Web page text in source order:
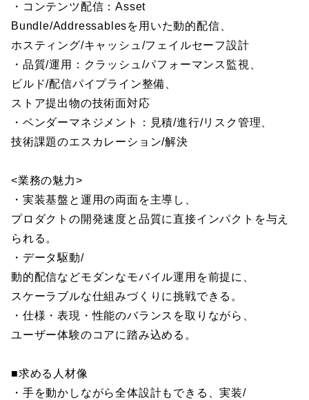
・コンテンツ配信：Asset
Bundle/Addressablesを用いた動的配信、
ホスティング/キャッシュ/フェイルセーフ設計
・品質/運用：クラッシュ/パフォーマンス監視、
ビルド/配信パイプライン整備、
ストア提出物の技術面対応
・ベンダーマネジメント：見積/進行/リスク管理、
技術課題のエスカレーション/解決
<業務の魅力>
・実装基盤と運用の両面を主導し、
プロダクトの開発速度と品質に直接インパクトを与え
られる。
・データ駆動/
動的配信などモダンなモバイル運用を前提に、
スケーラブルな仕組みづくりに挑戦できる。
・仕様・表現・性能のバランスを取りながら、
ユーザー体験のコアに踏み込める。
■求める人材像
・手を動かしながら全体設計もできる、実装/